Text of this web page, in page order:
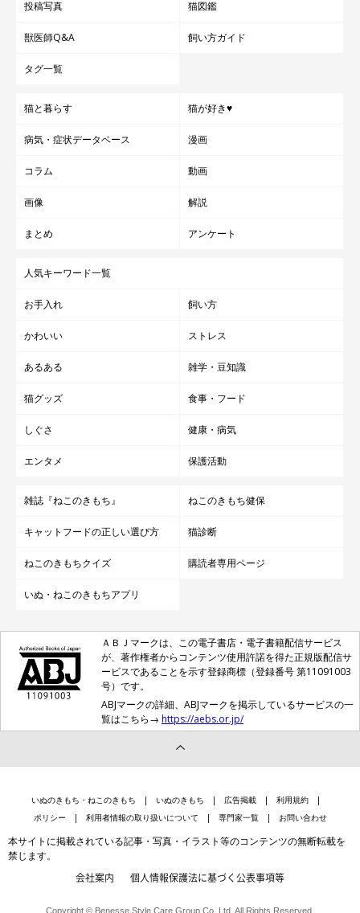
投稿写真 猫図鑑
獣医師Q&A 飼い方ガイド
タグ一覧
猫と暮らす 猫が好き♥
病気・症状データベース 漫画
コラム 動画
画像 解説
まとめ アンケート
人気キーワード一覧
お手入れ 飼い方
かわいい ストレス
あるある 雑学・豆知識
猫グッズ 食事・フード
しぐさ 健康・病気
エンタメ 保護活動
雑誌『ねこのきもち』 ねこのきもち健保
キャットフードの正しい選び方 猫診断
ねこのきもちクイズ 購読者専用ページ
いぬ・ねこのきもちアプリ
ＡＢＪマークは、この電子書店・電子書籍配信サービス
が、著作権者からコンテンツ使用許諾を得た正規版配信サ
ービスであることを示す登録商標（登録番号 第11091003
号）です。
ABJマークの詳細、ABJマークを掲示しているサービスの一
覧はこちら→ https://aebs.or.jp/
いぬのきもち・ねこのきもち いぬのきもち 広告掲載
利用規約
ポリシー
利用者情報の取り扱いについて 専門家一覧 お問い合わせ
本サイトに掲載されている記事・写真・イラスト等のコンテンツの無断転載を
禁じます。
会社案内 個人情報保護法に基づく公表事項等
Copyright © Benesse Style Care Group Co.,Ltd. All Rights Reserved.